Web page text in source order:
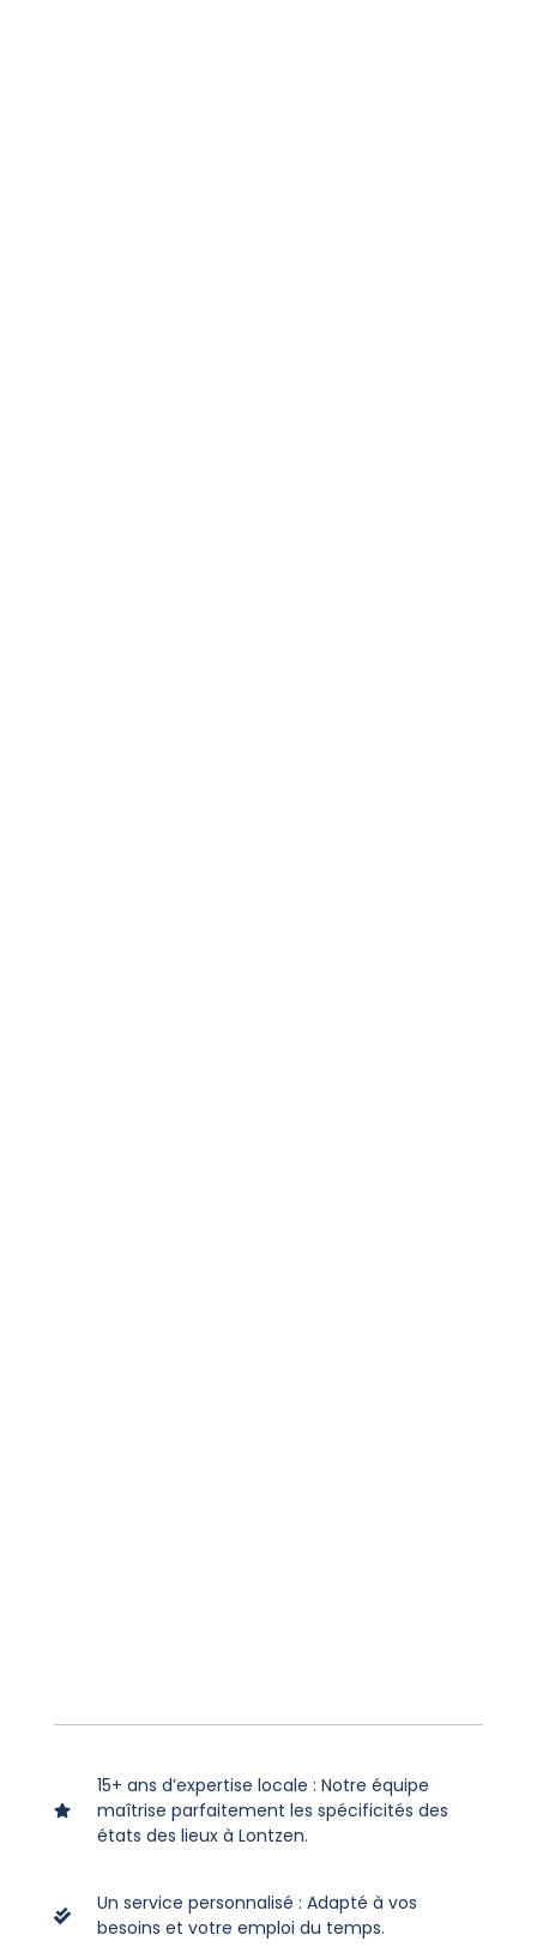
15+ ans d’expertise locale : Notre équipe
maîtrise parfaitement les spécificités des
états des lieux à Lontzen.
Un service personnalisé : Adapté à vos
besoins et votre emploi du temps.